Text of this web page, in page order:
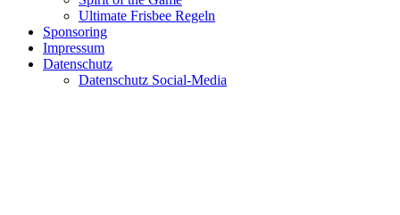
Ultimate Frisbee Regeln
Sponsoring
Impressum
Datenschutz
Datenschutz Social-Media